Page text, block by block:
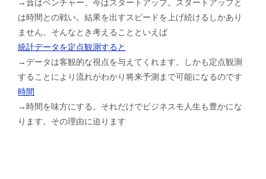
→昔はベンチャー、今はスタートアップ。スタートアップと
は時間との戦い。結果を出すスピードを上げ続けるしかあり
ません。そんなとき考えることといえば
統計データを定点観測すると
→データは客観的な視点を与えてくれます。しかも定点観測
することにより流れがわかり将来予測まで可能になるのです
時間
→時間を味方にする。それだけでビジネスモ人生も豊かにな
ります。その理由に迫ります